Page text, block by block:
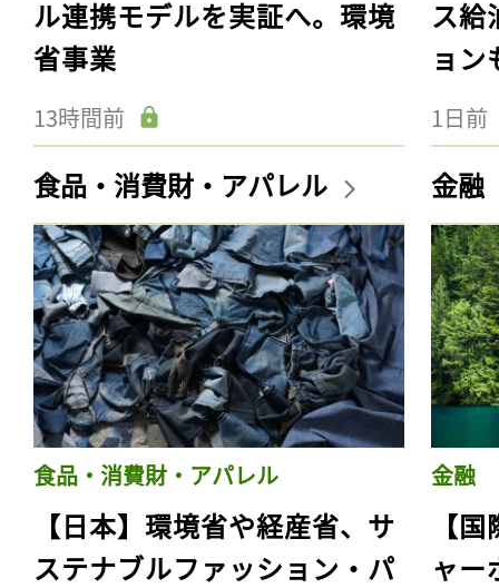
ル連携モデルを実証へ。環境
省事業
13時間前
ス給
ョン
1日前
食品・消費財・アパレル
食品・消費財・アパレル
【日本】環境省や経産省、サ
ステナブルファッション・パ
金融
金融
【
ャー